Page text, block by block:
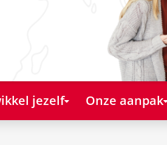
jezelf Onze aanpak